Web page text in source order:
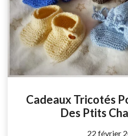
Cadeaux Tricotés
Des Ptits
by
22 février